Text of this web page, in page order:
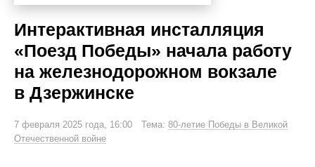
Интерактивная инсталляция
«Поезд Победы» начала работу
на железнодорожном вокзале
в Дзержинске
7 февраля 2025 года, 16:00 Тема: 80-летие Победы в Великой
Отечественной войне